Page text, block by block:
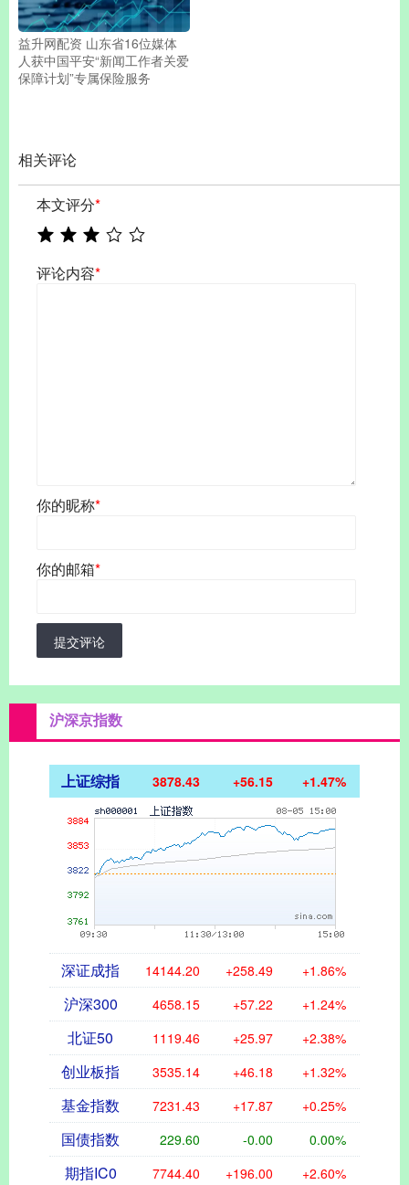
益升网配资 山东省16位媒体
人获中国平安“新闻工作者关爱
保障计划”专属保险服务
相关评论
本文评分*
评论内容*
你的昵称*
你的邮箱*
提交评论
沪深京指数
上证综指 3878.43 +56.15 +1.47%
深证成指 14144.20 +258.49 +1.86%
沪深300 4658.15 +57.22 +1.24%
北证50 1119.46 +25.97 +2.38%
创业板指 3535.14 +46.18 +1.32%
基金指数 7231.43 +17.87 +0.25%
国债指数 229.60 -0.00 0.00%
期指IC0 7744.40 +196.00 +2.60%